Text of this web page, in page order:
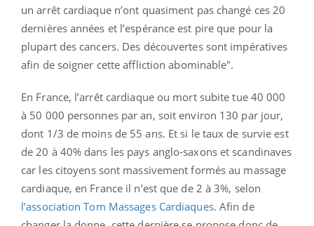
un arrêt cardiaque n’ont quasiment pas changé ces 20
dernières années et l’espérance est pire que pour la
plupart des cancers. Des découvertes sont impératives
afin de soigner cette affliction abominable".
En France, l’arrêt cardiaque ou mort subite tue 40 000
à 50 000 personnes par an, soit environ 130 par jour,
dont 1/3 de moins de 55 ans. Et si le taux de survie est
de 20 à 40% dans les pays anglo-saxons et scandinaves
car les citoyens sont massivement formés au massage
cardiaque, en France il n’est que de 2 à 3%, selon
l’association Tom Massages Cardiaques. Afin de